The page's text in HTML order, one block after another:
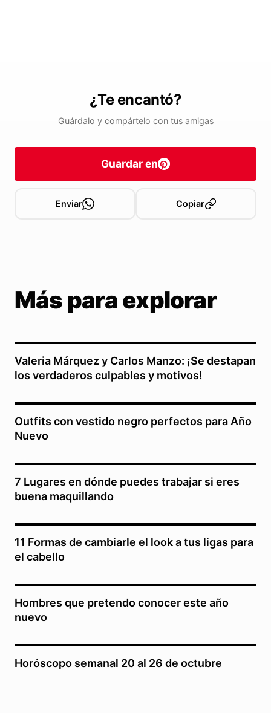
¿Te encantó?
Guárdalo y compártelo con tus amigas
Guardar en
Enviar Copiar
Más para explorar
Valeria Márquez y Carlos Manzo: ¡Se destapan
los verdaderos culpables y motivos!
Outfits con vestido negro perfectos para Año
Nuevo
7 Lugares en dónde puedes trabajar si eres
buena maquillando
11 Formas de cambiarle el look a tus ligas para
el cabello
Hombres que pretendo conocer este año
nuevo
Horóscopo semanal 20 al 26 de octubre